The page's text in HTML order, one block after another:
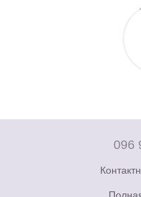
096